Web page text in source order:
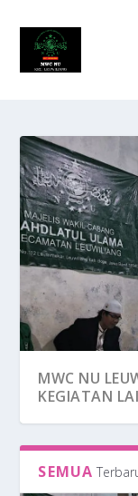
BENARKAH
RELA DENGAN
MWC NU
KEGIATAN
SEMUA